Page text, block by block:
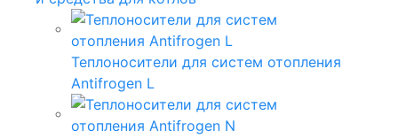
Теплоносители для систем отопления
Antifrogen L